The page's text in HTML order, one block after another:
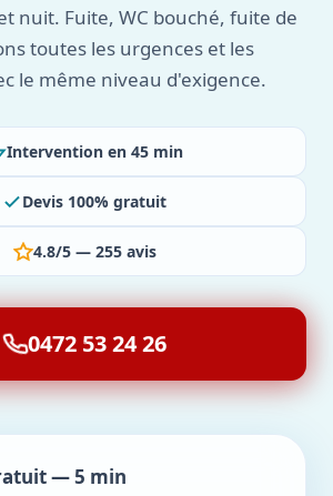
nuit. Fuite, WC bouché, fuite de
toutes les urgences et les
le même niveau d'exigence.
Intervention en 45 min
Devis 100% gratuit
4.8/5 — 255 avis
0472 53 24 26
— 5 min